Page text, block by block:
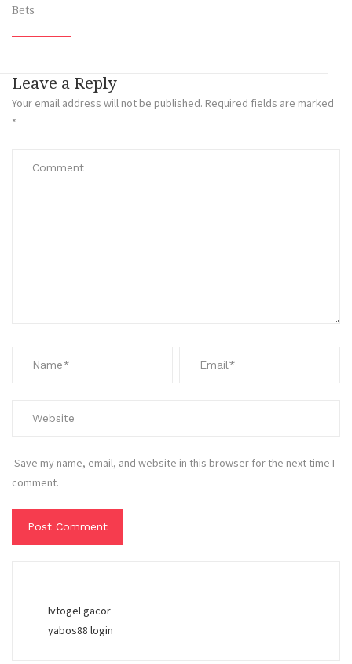
Bets
Leave a Reply
Your email address will not be published. Required fields are marked
*
Save my name, email, and website in this browser for the next time I
comment.
lvtogel gacor
yabos88 login